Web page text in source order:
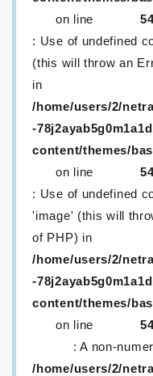
on line
: Use of undefined
(this will throw an
in
/home/users/2/
-
content/themes/
on line
: Use of undefined
'image' (this will
of PHP) in
/home/users/2/
-
content/themes/
on line
: A non-
/home/users/2/